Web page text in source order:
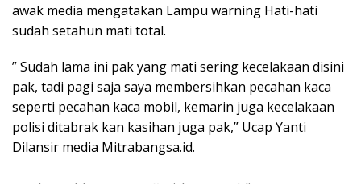
awak media mengatakan Lampu warning Hati-hati
sudah setahun mati total.
” Sudah lama ini pak yang mati sering kecelakaan disini
pak, tadi pagi saja saya membersihkan pecahan kaca
seperti pecahan kaca mobil, kemarin juga kecelakaan
polisi ditabrak kan kasihan juga pak,” Ucap Yanti
Dilansir media Mitrabangsa.id.